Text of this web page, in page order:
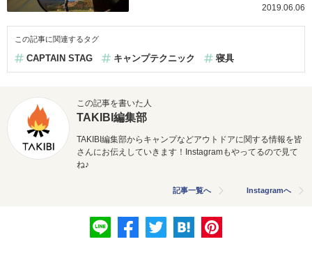
2019.06.06
この記事に関連するタグ
CAPTAIN STAG キャンプテクニック 寝具
この記事を書いた人
TAKIBI編集部
TAKIBI編集部からキャンプなどアウトドアに関する情報を皆
さんにお伝えしていきます！Instagramもやってるので見て
ね♪
記事一覧へ Instagramへ